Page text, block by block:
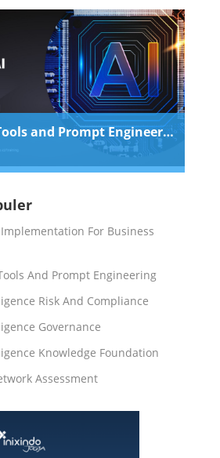
Mastering AI Tools and Prompt Engineering
For Business
And Prompt Engineering
Risk And Compliance
Governance
Knowledge Foundation
Assessment